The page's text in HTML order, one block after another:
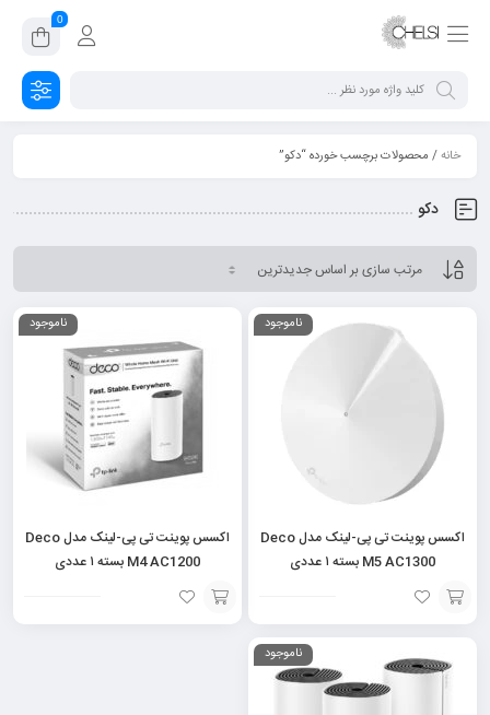
0
خانه/ محصولات برچسب خورده “دکو”
دکو
ناموجود
اکسس پوینت تی پی-لینک مدل Deco
M5 AC1300 بسته ۱ عددی
افزودن
به
ناموجود
اکسس پوینت تی پی-لینک مدل Deco
M4 AC1200 بسته ۱ عددی
افزودن
ناموجود